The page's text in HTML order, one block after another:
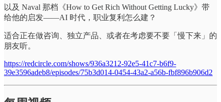
以及 Naval 那档《How to Get Rich Without Getting Lucky》带
给他的启发——AI 时代，职业复利怎么建？
适合正在做咨询、独立产品、或者在考虑要不要「慢下来」的
朋友听。
https://redcircle.com/shows/936a3212-92e5-41c7-b6f9-
39e3596adeb8/episodes/75b3d014-0454-43a2-a56b-fbf896b906d2